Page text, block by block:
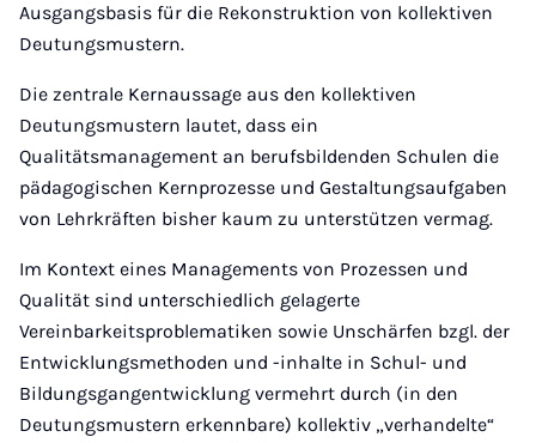
Ausgangsbasis für die Rekonstruktion von kollektiven
Deutungsmustern.
Die zentrale Kernaussage aus den kollektiven
Deutungsmustern lautet, dass ein
Qualitätsmanagement an berufsbildenden Schulen die
pädagogischen Kernprozesse und Gestaltungsaufgaben
von Lehrkräften bisher kaum zu unterstützen vermag.
Im Kontext eines Managements von Prozessen und
Qualität sind unterschiedlich gelagerte
Vereinbarkeitsproblematiken sowie Unschärfen bzgl. der
Entwicklungsmethoden und -inhalte in Schul- und
Bildungsgangentwicklung vermehrt durch (in den
Deutungsmustern erkennbare) kollektiv „verhandelte“